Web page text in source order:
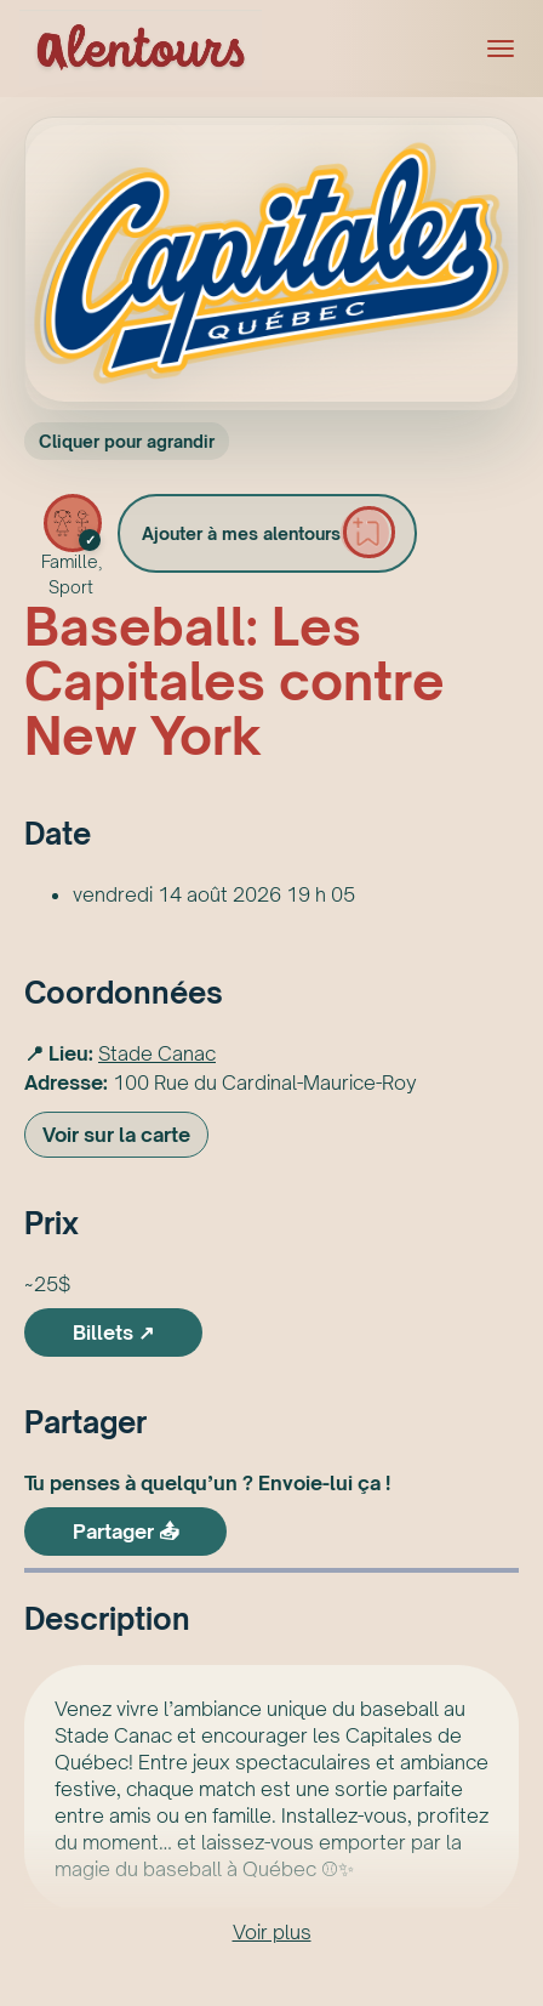
Cliquer pour agrandir
✓
Famille,
Sport
Ajouter à mes alentours
Baseball: Les
Capitales contre
New York
Date
vendredi 14 août 2026 19 h 05
Coordonnées
📍 Lieu: Stade Canac
Adresse: 100 Rue du Cardinal-Maurice-Roy
Voir sur la carte
Prix
~25$
Billets ↗
Partager
Tu penses à quelqu’un ? Envoie-lui ça !
Partager 📤
Description
Venez vivre l’ambiance unique du baseball au
Stade Canac et encourager les Capitales de
Québec! Entre jeux spectaculaires et ambiance
festive, chaque match est une sortie parfaite
entre amis ou en famille. Installez-vous, profitez
du moment… et laissez-vous emporter par la
magie du baseball à Québec ⚾✨
Voir plus